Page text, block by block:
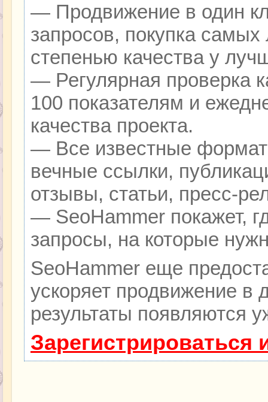
— Продвижение в один
запросов, покупка
степенью качества у
— Регулярная проверка
100 показателям и
качества проекта.
— Все известные
вечные ссылки,
отзывы, статьи, пресс-
— SeoHammer покажет,
запросы, на которые
SeoHammer еще
ускоряет продвижение в
результаты появляются